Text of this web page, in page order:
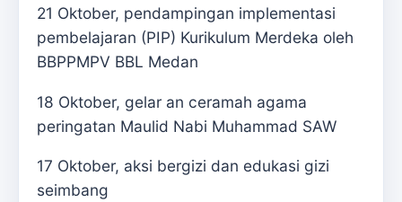
21 Oktober, pendampingan implementasi
pembelajaran (PIP) Kurikulum Merdeka oleh
BBPPMPV BBL Medan
18 Oktober, gelar an ceramah agama
peringatan Maulid Nabi Muhammad SAW
17 Oktober, aksi bergizi dan edukasi gizi
seimbang